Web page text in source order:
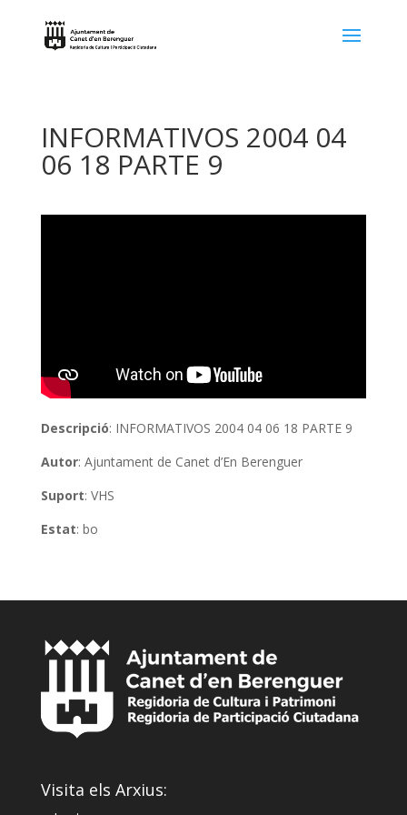
INFORMATIVOS 2004 04
06 18 PARTE 9
Descripció: INFORMATIVOS 2004 04 06 18 PARTE 9
Autor: Ajuntament de Canet d’En Berenguer
Suport: VHS
Estat: bo
Visita els Arxius: